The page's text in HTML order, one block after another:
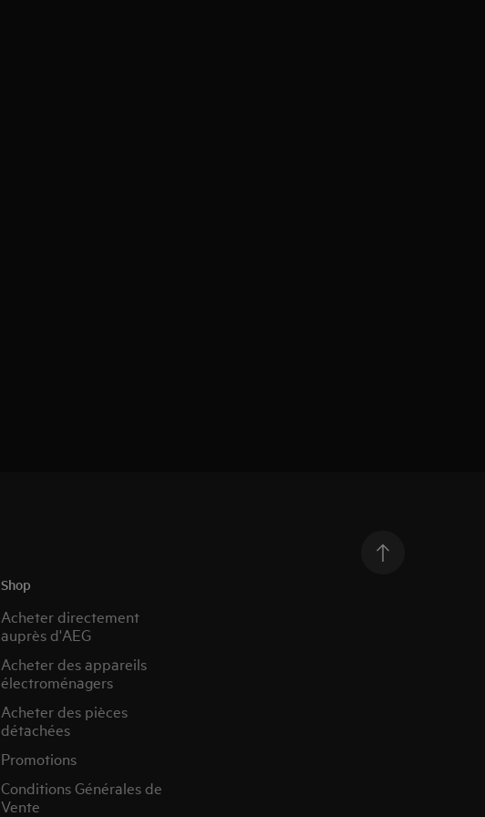
Shop
Acheter directement
auprès d'AEG
Acheter des appareils
électroménagers
Acheter des pièces
détachées
Promotions
Conditions Générales de
Vente